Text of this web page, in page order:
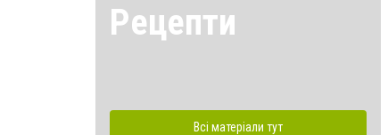
Рецепти
Всі матеріали тут